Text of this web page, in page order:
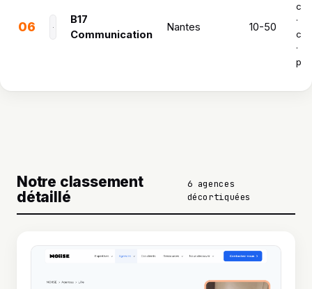
06
B17
Communication
Nantes 10-50
·
·
Notre classement
détaillé
6 agences
décortiquées